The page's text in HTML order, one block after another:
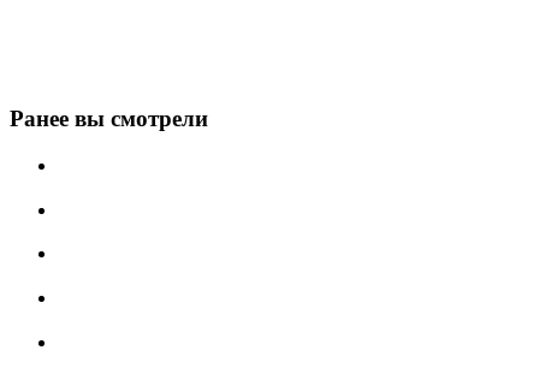
Ранее вы смотрели